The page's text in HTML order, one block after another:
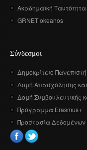
Ακαδημαϊκή Ταυτότητα
GRNET okeanos
Σύνδεσμοι
Δημοκρίτειο
Δομή Απασχόλησης
Δομή Συμβουλευτικής
Πρόγραμμα Erasmus+
Προστασία